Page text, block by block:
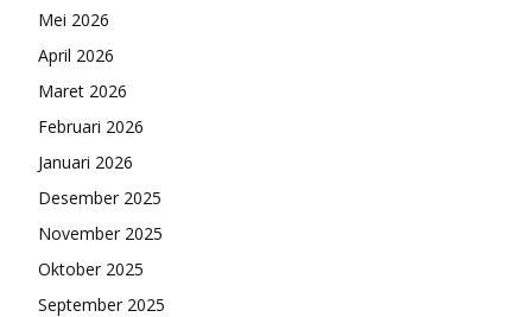
Mei 2026
April 2026
Maret 2026
Februari 2026
Januari 2026
Desember 2025
November 2025
Oktober 2025
September 2025